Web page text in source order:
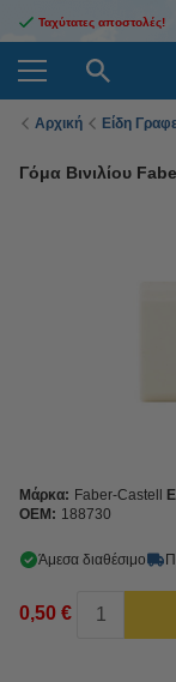
Ταχύτατες αποστολές!
Αρχική Είδη
Γόμα Βινιλίου
Μάρκα: Faber-Castell
OEM: 188730
Άμεσα διαθέσιμο
0,50 €